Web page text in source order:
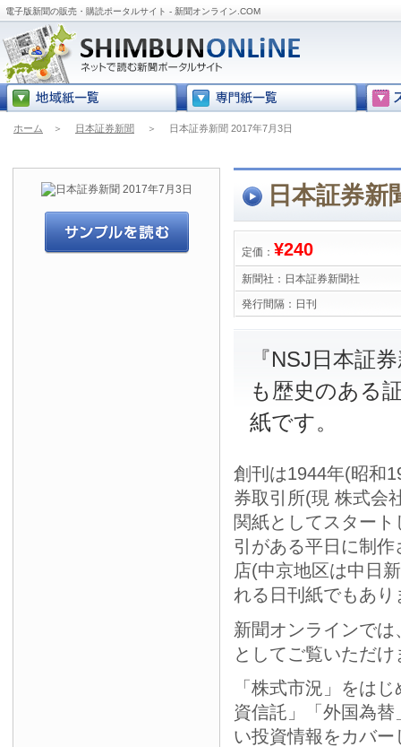
電子版新聞の販売・購読ポータルサイト - 新聞オンライン.COM
ホーム ＞ 日本証券新聞 ＞ 日本証券新聞 2017年7月3日
日本証券新
定価： ¥240
新聞社： 日本証券新聞社
発行間隔： 日刊
『NSJ日本証
も歴史のある
紙です。
創刊は1944年(昭和
券取引所(現 株式会
関紙としてスター
引がある平日に制
店(中京地区は中日
れる日刊紙でもあり
新聞オンラインで
としてご覧いただけ
「株式市況」をは
資信託」「外国為
い投資情報をカバ